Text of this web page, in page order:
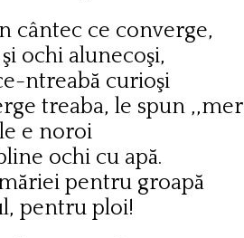
cântec ce converge,
ochi alunecoşi,
ntreabă curioşi
treaba, le spun
e noroi
ochi cu apă.
pentru groapă
pentru ploi!